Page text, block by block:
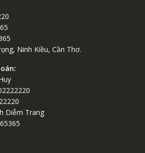
Ninh Kiều, Cần Thơ.
Diễm Trang